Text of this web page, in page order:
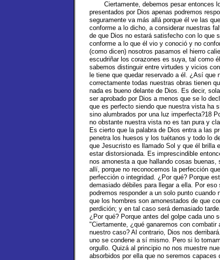
Ciertamente, debemos pesar entonces
presentados por Dios apenas podremos
seguramente va más allá porque él ve las
conforme a lo dicho, a considerar nuestras
de que Dios no estará satisfecho con lo que
conforme a lo que él vio y conoció y no
(como dicen) nosotros pasamos el hierro
escudriñar los corazones es suya, tal como
sabemos distinguir entre virtudes y vicios
le tiene que quedar reservado a él. ¿Así
correctamente todas nuestras obras tienen
nada es bueno delante de Dios. Es decir,
ser aprobado por Dios a menos que se lo
que es perfecto siendo que nuestra vista ha
sino alumbrados por una luz imperfecta?18
no obstante nuestra vista no es tan pura y
Es cierto que la palabra de Dios entra a las
penetra los huesos y los tuétanos y todo lo
que Jesucristo es llamado Sol y que él brilla
estar distorsionada. Es imprescindible
nos amonesta a que hallando cosas
allí, porque no reconocemos la perfección
perfección o integridad. ¿Por qué? Porque
demasiado débiles para llegar a ella. Por
podremos responder a un solo punto
que los hombres son amonestados de que
perdición; y en tal caso será demasiado
¿Por qué? Porque antes del golpe cada uno
"Ciertamente, ¿qué ganaremos con
nuestro caso? Al contrario, Dios nos
uno se condene a sí mismo. Pero si lo
orgullo. Quizá al principio no nos muestre
absorbidos por ella que no seremos capaces